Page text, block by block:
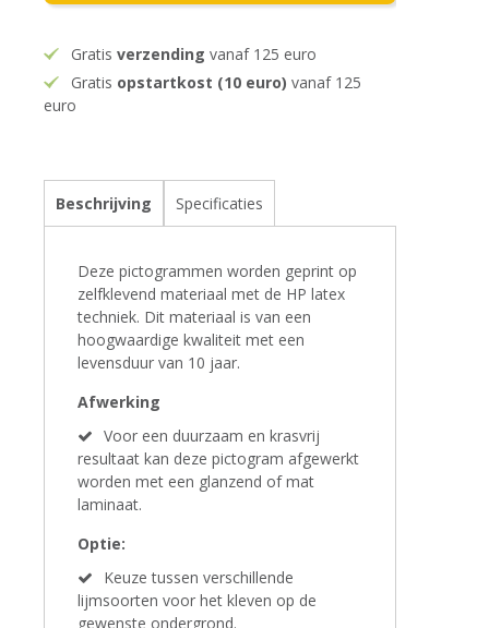
Gratisverzending vanaf 125 euro
Gratis opstartkost (10 euro) vanaf 125
euro
Beschrijving Specificaties
Deze pictogrammen worden geprint op
zelfklevend materiaal met de HP latex
techniek. Dit materiaal is van een
hoogwaardige kwaliteit met een
levensduur van 10 jaar.
Afwerking
Voor een duurzaam en krasvrij
resultaat kan deze pictogram afgewerkt
worden met een glanzend of mat
laminaat.
Optie:
Keuze tussen verschillende
lijmsoorten voor het kleven op de
gewenste ondergrond.